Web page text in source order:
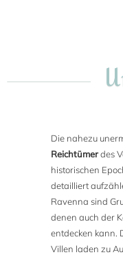
Die nahezu
Reichtümerdes
historischen
detailliert
Ravenna sind
denen auch der
entdecken kann.
Villen laden zu